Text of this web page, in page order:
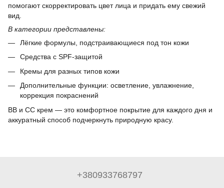
помогают скорректировать цвет лица и придать ему свежий
вид.
В категории представлены:
Лёгкие формулы, подстраивающиеся под тон кожи
Средства с SPF-защитой
Кремы для разных типов кожи
Дополнительные функции: осветление, увлажнение,
коррекция покраснений
BB и CC крем — это комфортное покрытие для каждого дня и
аккуратный способ подчеркнуть природную красу.
+380933768797